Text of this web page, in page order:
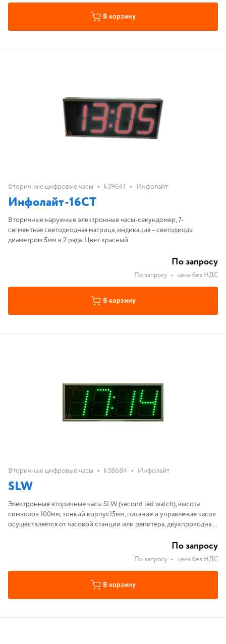
В корзину
Вторичные цифровые часы • k39641 • Инфолайт
Инфолайт-16СТ
Вторичные наружные электронные часы-секундомер, 7-
сегментная светодиодная матрица, индикация – светодиоды
диаметром 5мм в 2 ряда. Цвет красный
По запросу
По запросу • цена без НДС
В корзину
Вторичные цифровые часы • k38684 • Инфолайт
SLW
Электронные вторичные часы SLW (second led watch), высота
символов 100мм, тонкий корпус15мм, питание и управление часов
осуществляется от часовой станции или репитера, двухпроводная
По запросу
По запросу • цена без НДС
В корзину